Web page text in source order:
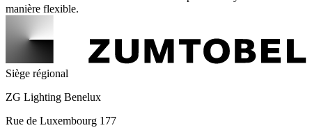
manière flexible.
Siège régional
ZG Lighting Benelux
Rue de Luxembourg 177